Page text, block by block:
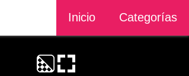
Inicio Categorías